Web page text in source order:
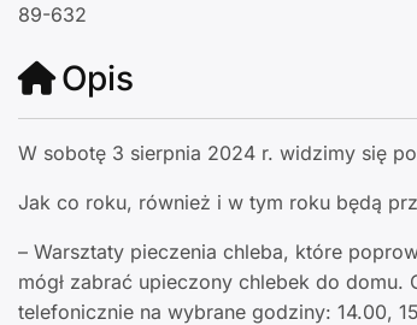
89-632
Opis
W sobotę 3 sierpnia 2024 r. widzimy się
Jak co roku, również i w tym roku będą
– Warsztaty pieczenia chleba, które
mógł zabrać upieczony chlebek do domu.
telefonicznie na wybrane godziny: 14.00,